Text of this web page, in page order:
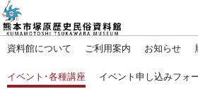
資料館について ご利用案内 お知らせ
イベント･各種講座 イベント申し込みフォ